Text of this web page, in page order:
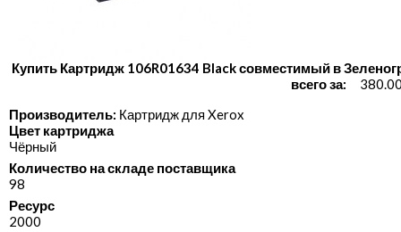
Купить Картридж 106R01634 Black совместимый в
всего за:
Производитель: Картридж для Xerox
Цвет картриджа
Чёрный
Количество на складе поставщика
98
Ресурс
2000